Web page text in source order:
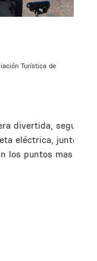
Turística de
divertida, segura
eléctrica, junto a
los puntos mas